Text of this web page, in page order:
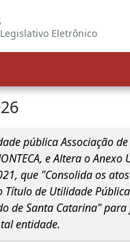
Eletrônico
pública Associação
e Altera o Anexo
que "Consolida os
Título de Utilidade
de Santa Catarina"
entidade.